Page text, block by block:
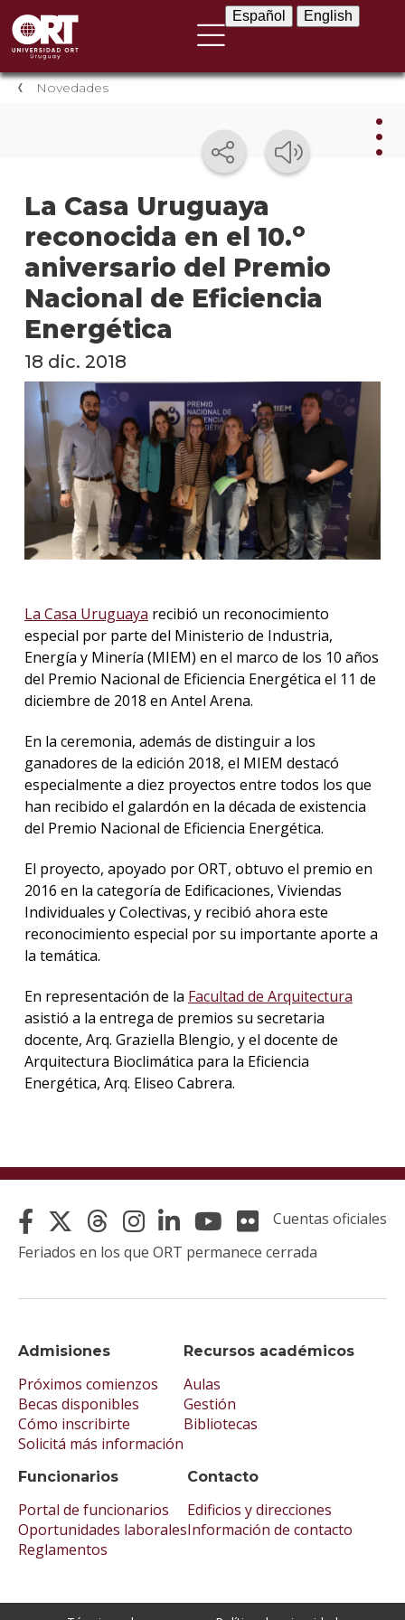
Español English
Novedades
La Casa Uruguaya
reconocida en el 10.o
aniversario del Premio
Nacional de Eficiencia
Energética
18 dic. 2018
La Casa Uruguaya recibió un reconocimiento
especial por parte del Ministerio de Industria,
Energía y Minería (MIEM) en el marco de los 10 años
del Premio Nacional de Eficiencia Energética el 11 de
diciembre de 2018 en Antel Arena.
En la ceremonia, además de distinguir a los
ganadores de la edición 2018, el MIEM destacó
especialmente a diez proyectos entre todos los que
han recibido el galardón en la década de existencia
del Premio Nacional de Eficiencia Energética.
El proyecto, apoyado por ORT, obtuvo el premio en
2016 en la categoría de Edificaciones, Viviendas
Individuales y Colectivas, y recibió ahora este
reconocimiento especial por su importante aporte a
la temática.
En representación de la Facultad de Arquitectura
asistió a la entrega de premios su secretaria
docente, Arq. Graziella Blengio, y el docente de
Arquitectura Bioclimática para la Eficiencia
Energética, Arq. Eliseo Cabrera.
Admisiones
Próximos comienzos
Becas disponibles
Cómo inscribirte
Solicitá más información
Recursos académicos
Aulas
Gestión
Bibliotecas
Funcionarios
Portal de funcionarios
Oportunidades laborales
Reglamentos
Contacto
Edificios y direcciones
Información de contacto
Cuentas oficiales
Feriados en los que ORT permanece cerrada